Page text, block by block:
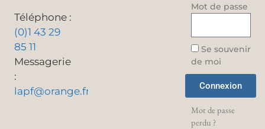
Téléphone :
(0)1 43 29
85 11
Messagerie
:
lapf@orange.fr
Mot de passe
Se souvenir
de moi
Connexion
Mot de passe
perdu ?